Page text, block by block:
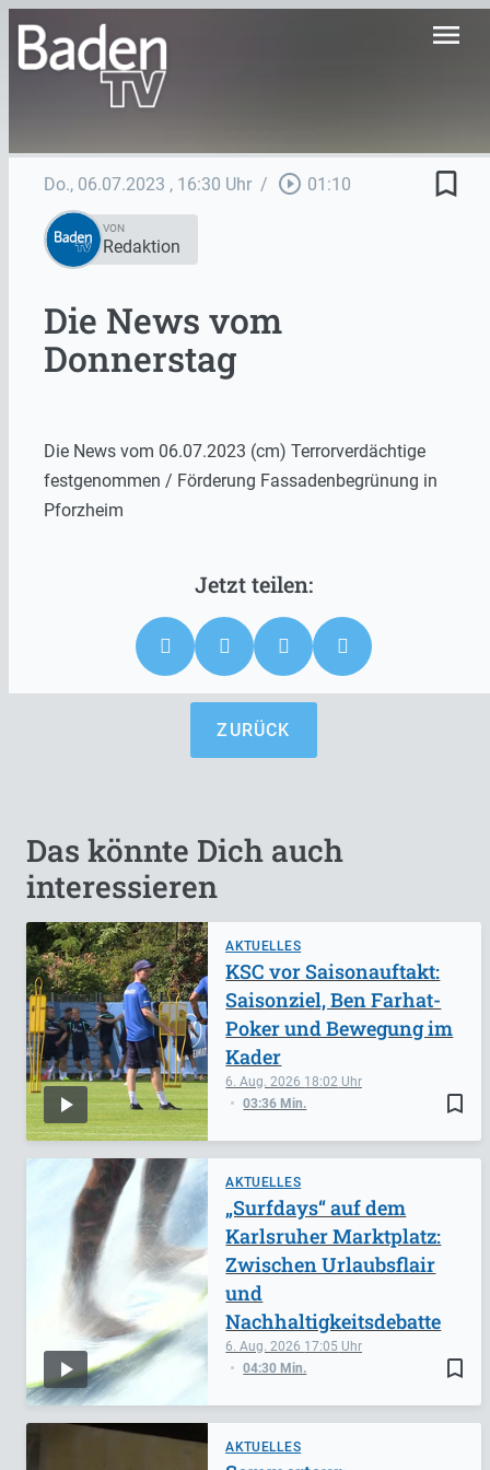
menu
Do., 06.07.2023 , 16:30 Uhr / play_circle_outline 01:10 bookmark_border
VON
Redaktion
Die News vom
Donnerstag
Die News vom 06.07.2023 (cm) Terrorverdächtige
festgenommen / Förderung Fassadenbegrünung in
Pforzheim
ZURÜCK
Das könnte Dich auch
interessieren
AKTUELLES
bookmark_border
6. Aug. 2026 18:02
03:36 Min.
KSC vor Saisonauftakt:
Saisonziel, Ben Farhat-
Poker und Bewegung im
Kader
AKTUELLES
bookmark_border
6. Aug. 2026 17:05
04:30 Min.
„Surfdays“ auf dem
Karlsruher Marktplatz:
Zwischen Urlaubsflair
und
Nachhaltigkeitsdebatte
AKTUELLES